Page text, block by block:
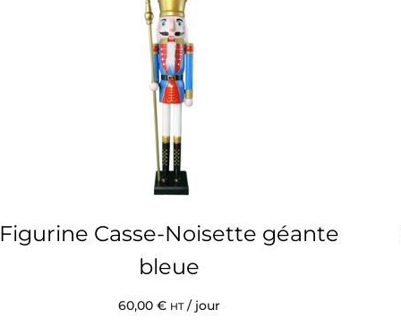
Figurine Casse-Noisette géante
bleue
60,00 € HT/ jour